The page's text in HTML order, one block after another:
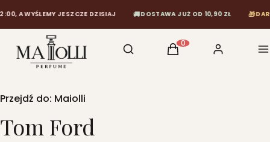
WYŚLEMY JESZCZE DZISIAJ 🚚 DOSTAWA JUŻ OD 10,90 ZŁ 🎁
Otwórz wyszukiwarkę
Szukaj Produkty w koszyku:
Koszyk Zaloguj się
Przejdź do: Maiolli
Tom Ford